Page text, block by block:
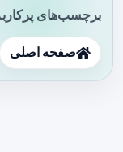
برچسب‌های
صفحه اصلی